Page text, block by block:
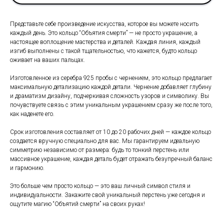
Представьте себе произведение искусства, которое вы можете носить
каждый день. Это кольцо “Объятия смерти” — не просто украшение, а
настоящее воплощение мастерства и деталей. Каждая линия, каждый
изгиб выполнены с такой тщательностью, что кажется, будто кольцо
оживает на ваших пальцах.
Изготовленное из серебра 925 пробы с чернением, это кольцо предлагает
максимальную детализацию каждой детали. Чернение добавляет глубину
и драматизм дизайну, подчеркивая сложность узоров и символику. Вы
почувствуете связь с этим уникальным украшением сразу же после того,
как наденете его.
Срок изготовления составляет от 10 до 20 рабочих дней — каждое кольцо
создается вручную специально для вас. Мы гарантируем идеальную
симметрию независимо от размера: будь то тонкий перстень или
массивное украшение, каждая деталь будет отражать безупречный баланс
и гармонию.
Это больше чем просто кольцо — это ваш личный символ стиля и
индивидуальности. Закажите свой уникальный перстень уже сегодня и
ощутите магию “Объятий смерти” на своих руках!